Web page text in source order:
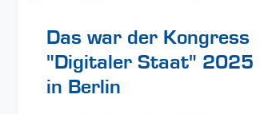
Das war der Kongress
"Digitaler Staat" 2025
in Berlin